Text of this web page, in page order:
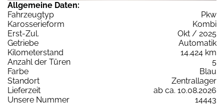
Allgemeine Daten:
Fahrzeugtyp
Pkw
Karosserieform
Kombi
Erst-Zul.
Okt / 2025
Getriebe
Automatik
Kilometerstand
14.424 km
Anzahl der Türen
5
Farbe
Blau
Standort
Zentrallager
Lieferzeit
ab ca. 10.08.2026
Unsere Nummer
14443